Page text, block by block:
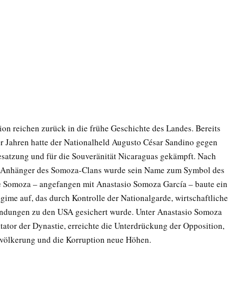
reichen zurück in die frühe Geschichte des Landes. Bereits
Jahren hatte der Nationalheld Augusto César Sandino gegen
und für die Souveränität Nicaraguas gekämpft. Nach
des Somoza-Clans wurde sein Name zum Symbol des
– angefangen mit Anastasio Somoza García – baute ein
auf, das durch Kontrolle der Nationalgarde, wirtschaftliche
zu den USA gesichert wurde. Unter Anastasio Somoza
der Dynastie, erreichte die Unterdrückung der Opposition,
und die Korruption neue Höhen.